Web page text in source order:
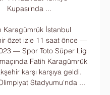
Kupası'nda ...
Karagümrük İstanbul
özet izle 11 saat önce —
— Spor Toto Süper Lig
Fatih Karagümrük
karşı karşıya geldi.
Stadyumu'nda ...